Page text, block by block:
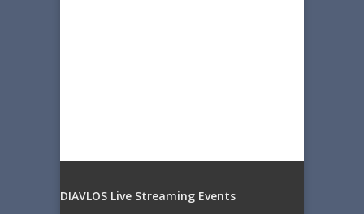
DIAVLOS Live Streaming Events